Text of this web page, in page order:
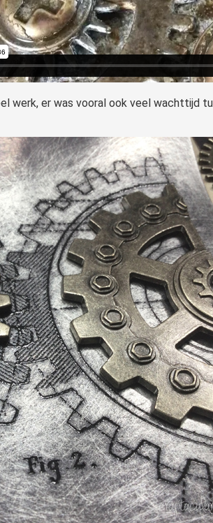
werk, er was vooral ook veel wachttijd